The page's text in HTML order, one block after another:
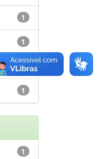
1
1
1
1
1